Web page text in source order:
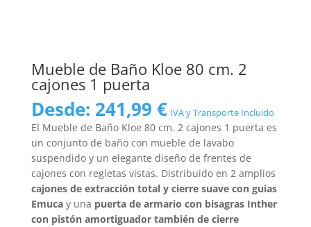
Mueble de Baño Kloe 80 cm. 2
cajones 1 puerta
Desde: 241,99 € IVA y Transporte Incluido
El Mueble de Baño Kloe 80 cm. 2 cajones 1 puerta es
un conjunto de baño con mueble de lavabo
suspendido y un elegante diseño de frentes de
cajones con regletas vistas. Distribuido en 2 amplios
cajones de extracción total y cierre suave con guías
Emucay una puerta de armario con bisagras Inther
con pistón amortiguador también de cierre